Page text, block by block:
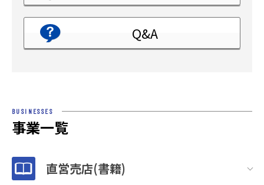
Q&A
BUSINESSES
事業一覧
直営売店(書籍)